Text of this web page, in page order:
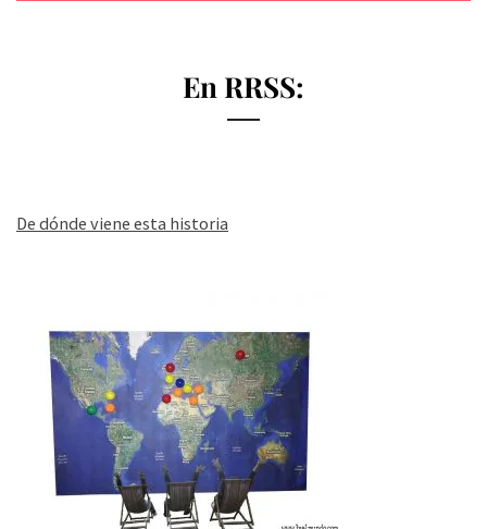
En RRSS:
De dónde viene esta historia